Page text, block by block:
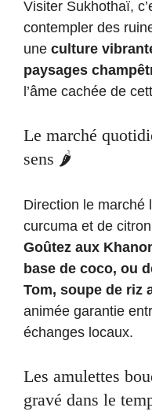
Visiter Sukhothaï,
contempler des
une culture
paysages
l’âme cachée de
Le marché
sens 🌶️
Direction le marché
curcuma et de
Goûtez aux
base de coco, ou
Tom, soupe de riz
animée garantie
échanges locaux.
Les amulettes
gravé dans le